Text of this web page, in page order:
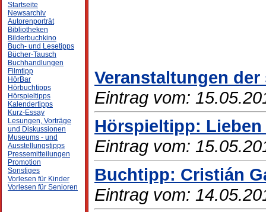
Startseite
Newsarchiv
Autorenporträt
Bibliotheken
Bilderbuchkino
Buch- und Lesetipps
Bücher-Tausch
Buchhandlungen
Filmtipp
HörBar
Hörbuchtipps
Hörspieltipps
Kalendertipps
Kurz-Essay
Lesungen, Vorträge
und Diskussionen
Museums - und
Ausstellungstipps
Pressemitteilungen
Promotion
Sonstiges
Vorlesen für Kinder
Vorlesen für Senioren
Veranstaltungen
Eintrag vom:
Hörspieltipp: Lieben
Eintrag vom:
Buchtipp: Cristián
Eintrag vom: